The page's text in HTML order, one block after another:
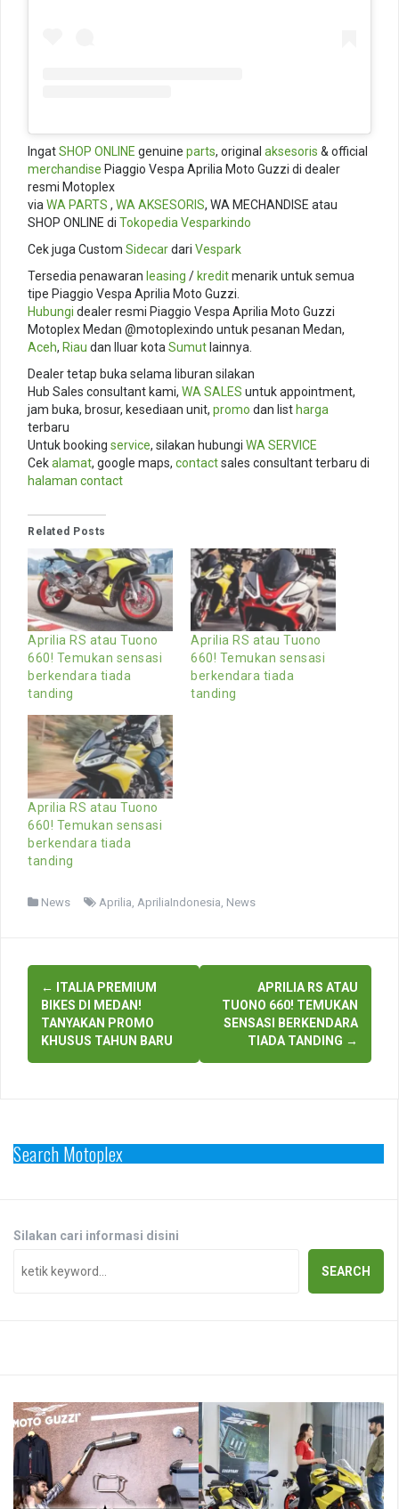
IngatSHOP ONLINE genuine parts, original aksesoris & official
merchandise Piaggio Vespa Aprilia Moto Guzzi di dealer
resmi Motoplex
viaWA PARTS , WA AKSESORIS, WA MECHANDISE atau
SHOP ONLINE di TokopediaVesparkindo
Cek juga Custom Sidecardari Vespark
Tersedia penawaran leasing / kreditmenarik untuk semua
tipe Piaggio Vespa Aprilia Moto Guzzi.
Hubungi dealer resmi Piaggio Vespa Aprilia Moto Guzzi
Motoplex Medan @motoplexindo untuk pesanan Medan,
Aceh, Riau dan lluar kotaSumut lainnya.
Dealer tetap buka selama liburan silakan
Hub Sales consultant kami, WA SALES untuk appointment,
jam buka, brosur, kesediaan unit, promo dan list harga
terbaru
Untuk booking service, silakan hubungi WA SERVICE
Cekalamat, google maps, contactsales consultant terbaru di
halaman contact
Related Posts
Aprilia RS atau Tuono
660! Temukan sensasi
berkendara tiada
tanding
Aprilia RS atau Tuono
660! Temukan sensasi
berkendara tiada
tanding
Aprilia RS atau Tuono
660! Temukan sensasi
berkendara tiada
tanding
News Aprilia ApriliaIndonesia News
Post
navigation
← ITALIA PREMIUM
BIKES DI MEDAN!
TANYAKAN PROMO
KHUSUS TAHUN BARU
APRILIA RS ATAU
TUONO 660! TEMUKAN
SENSASI BERKENDARA
TIADA TANDING →
Search Motoplex
Silakan cari informasi disini
SEARCH